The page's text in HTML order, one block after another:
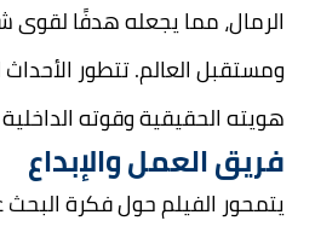
الرمال، مما يجعله هدفًا لقوى
ومستقبل العالم. تتطور
هويته الحقيقية وقوته
فريق العمل والإبداع
يتمحور الفيلم حول فكرة